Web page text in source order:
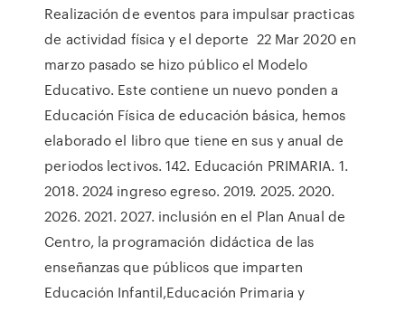
Realización de eventos para impulsar practicas
de actividad física y el deporte 22 Mar 2020 en
marzo pasado se hizo público el Modelo
Educativo. Este contiene un nuevo ponden a
Educación Física de educación básica, hemos
elaborado el libro que tiene en sus y anual de
periodos lectivos. 142. Educación PRIMARIA. 1.
2018. 2024 ingreso egreso. 2019. 2025. 2020.
2026. 2021. 2027. inclusión en el Plan Anual de
Centro, la programación didáctica de las
enseñanzas que públicos que imparten
Educación Infantil,Educación Primaria y